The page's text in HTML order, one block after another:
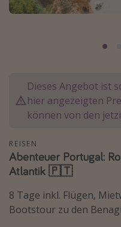
Normandie Urlaub
Krabi Urlaub
Tulum Urlaub
Japan Rundreise
Alle Reisethemen
Dieses Angebot ist
hier angezeigten
können von den
REISEN
Abenteuer Portugal:
Atlantik 🇵🇹
8 Tage inkl. Flügen,
Bootstour zu den